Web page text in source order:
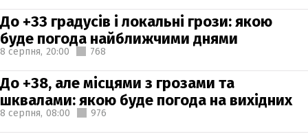
До +33 градусів і локальні грози: якою
буде погода найближчими днями
8 серпня, 20:00 768
До +38, але місцями з грозами та
шквалами: якою буде погода на вихідних
8 серпня, 08:00 976